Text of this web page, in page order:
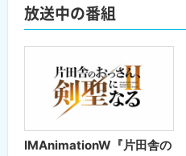
放送中の番組
IMAnimationW『片田舎の